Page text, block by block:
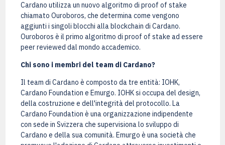
Cardano utilizza un nuovo algoritmo di proof of stake
chiamato Ouroboros, che determina come vengono
aggiunti i singoli blocchi alla blockchain di Cardano.
Ouroboros è il primo algoritmo di proof of stake ad essere
peer reviewed dal mondo accademico.
Chi sono i membri del team di Cardano?
Il team di Cardano è composto da tre entità: IOHK,
Cardano Foundation e Emurgo. IOHK si occupa del design,
della costruzione e dell'integrità del protocollo. La
Cardano Foundation è una organizzazione indipendente
con sede in Svizzera che supervisiona lo sviluppo di
Cardano e della sua comunità. Emurgo è una società che